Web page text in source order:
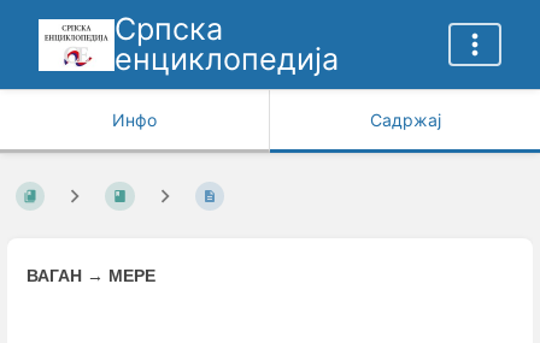
Српска
енциклопедија
Инфо Садржај
ВАГАН → МЕРЕ